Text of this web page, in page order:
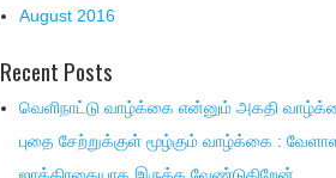
August 2016
Recent Posts
வெளிநாட்டு வாழ்க்கை என்னும் அகதி
புதை சேற்றுக்குள் மூழ்கும் வாழ்க்கை :